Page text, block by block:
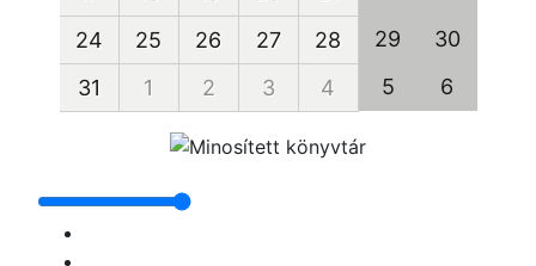
24
25 26 27 28 29
30
31
1 2 3 4 5 6